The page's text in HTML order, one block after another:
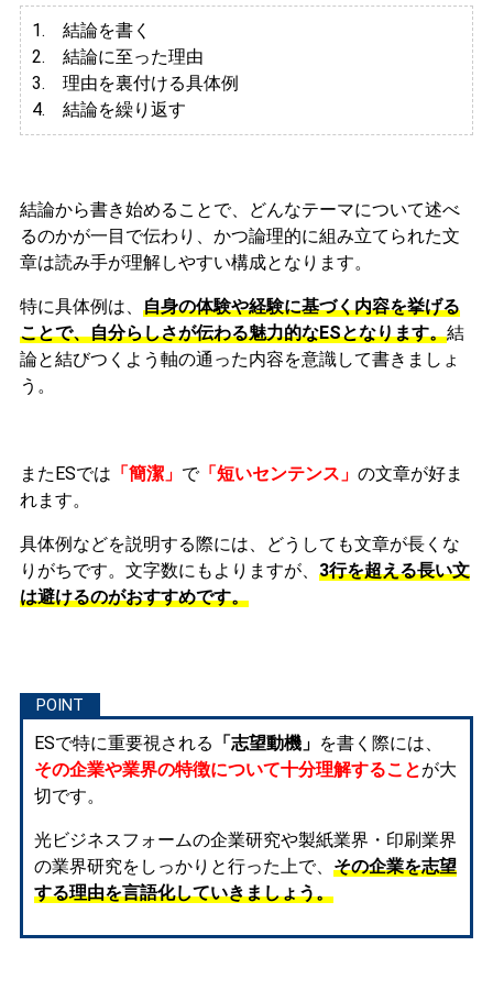
1. 結論を書く
2. 結論に至った理由
3. 理由を裏付ける具体例
4. 結論を繰り返す
結論から書き始めることで、どんなテーマについて述べ
るのかが一目で伝わり、かつ論理的に組み立てられた文
章は読み手が理解しやすい構成となります。
特に具体例は、 自身の体験や経験に基づく内容を挙げる
ことで、自分らしさが伝わる魅力的なESとなります。結
論と結びつくよう軸の通った内容を意識して書きましょ
う。
またESでは 「簡潔」 で「短いセンテンス」 の文章が好ま
れます。
具体例などを説明する際には、どうしても文章が長くな
りがちです。文字数にもよりますが、 3行を超える長い文
は避けるのがおすすめです。
ESで特に重要視される 「志望動機」 を書く際には、
その企業や業界の特徴について十分理解することが大
切です。
光ビジネスフォームの企業研究や製紙業界・印刷業界
の業界研究をしっかりと行った上で、 その企業を志望
する理由を言語化していきましょう。